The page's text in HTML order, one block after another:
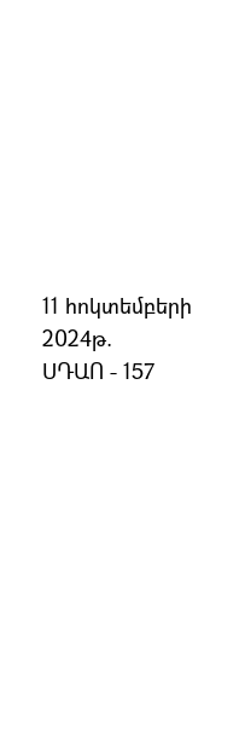
11 հոկտեմբերի
2024թ.
ՍԴԱՈ - 157